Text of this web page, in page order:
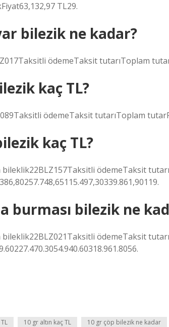
TL29.
bilezik ne kadar?
ödemeTaksit tutarıToplam
kaç TL?
ödemeTaksit tutarıToplam
kaç TL?
ödemeTaksit
burması bilezik ne
ödemeTaksit
10 gr altın kaç TL 10 gr çöp bilezik ne kadar